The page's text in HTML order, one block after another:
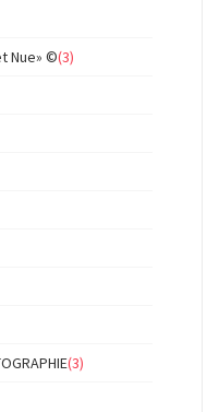
Nue» ©(3)
(3)